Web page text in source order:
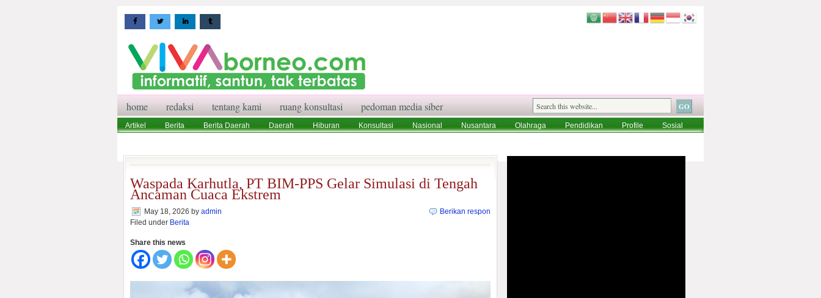
home redaksi tentang kami ruang konsultasi pedoman media siber
Artikel Berita Berita Daerah Daerah Hiburan Konsultasi Nasional Nusantara Olahraga Pendidikan Profile
Sosial
Waspada Karhutla, PT BIM-PPS Gelar Simulasi di Tengah
Ancaman Cuaca Ekstrem
May 18, 2026 by admin
Filed under Berita
Berikan respon
Share this news